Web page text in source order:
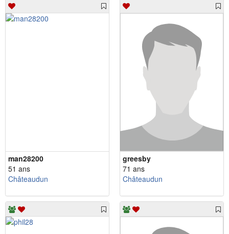
man28200
51 ans
Châteaudun
greesby
71 ans
Châteaudun